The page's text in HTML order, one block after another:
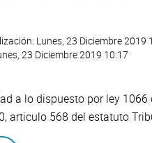
Lunes, 23 Diciembre 2019
23 Diciembre 2019 10:17
a lo dispuesto por ley
articulo 568 del estatuto